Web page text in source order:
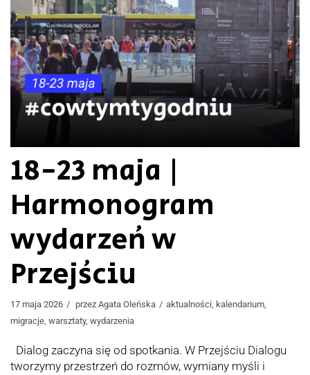
18-23 maja |
Harmonogram
wydarzeń w
Przejściu
17 maja 2026 przez Agata Oleńska aktualności, kalendarium,
migracje, warsztaty, wydarzenia
Dialog zaczyna się od spotkania. W Przejściu Dialogu
tworzymy przestrzeń do rozmów, wymiany myśli i